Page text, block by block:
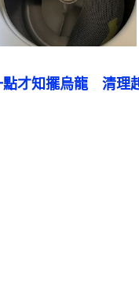
才知擺烏龍　清理